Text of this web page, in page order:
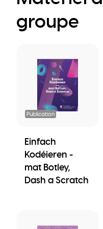
groupe
Publication
Einfach
Kodéieren -
mat Botley,
Dash a Scratch